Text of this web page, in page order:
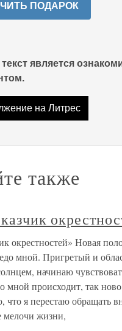
ПОДАРОК
является
на Литрес
также
окрестностей» Новая
мной. Пригретый и
начинаю
мной происходит, так
что я перестаю обращать
мелочи жизни,